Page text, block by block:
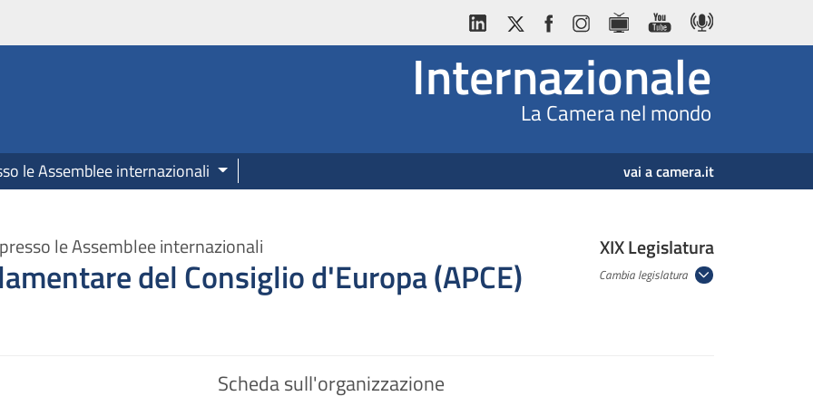
Internazionale
La Camera nel mondo
le Assemblee internazionali vai a camera.it
XIX Legislatura
Cambia legislatura
le Assemblee internazionali
del Consiglio d'Europa (APCE)
Scheda sull'organizzazione